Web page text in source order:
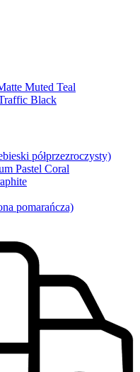
Muted Teal
Black
półprzezroczysty)
Pastel Coral
pomarańcza)